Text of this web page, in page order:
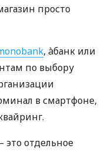
просто
, àбанк или
по выбору
в смартфоне,
это отдельное